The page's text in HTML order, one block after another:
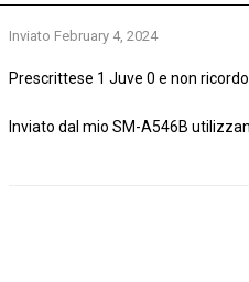
Inviato February 4, 2024
Prescrittese 1 Juve 0 e non
Inviato dal mio SM-A546B